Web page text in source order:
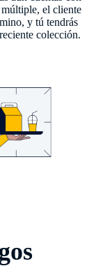
el cliente
y tú tendrás
colección.